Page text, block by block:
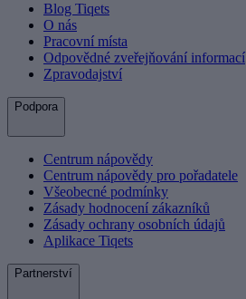
Blog Tiqets
O nás
Pracovní místa
Odpovědné zveřejňování informací
Zpravodajství
Podpora
Centrum nápovědy
Centrum nápovědy pro pořadatele
Všeobecné podmínky
Zásady hodnocení zákazníků
Zásady ochrany osobních údajů
Aplikace Tiqets
Partnerství